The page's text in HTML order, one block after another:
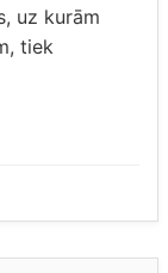
uz kurām
tiek